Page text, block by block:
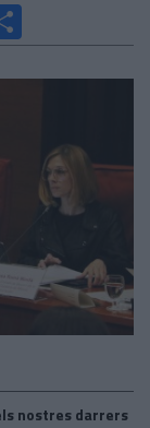
nostres darrers